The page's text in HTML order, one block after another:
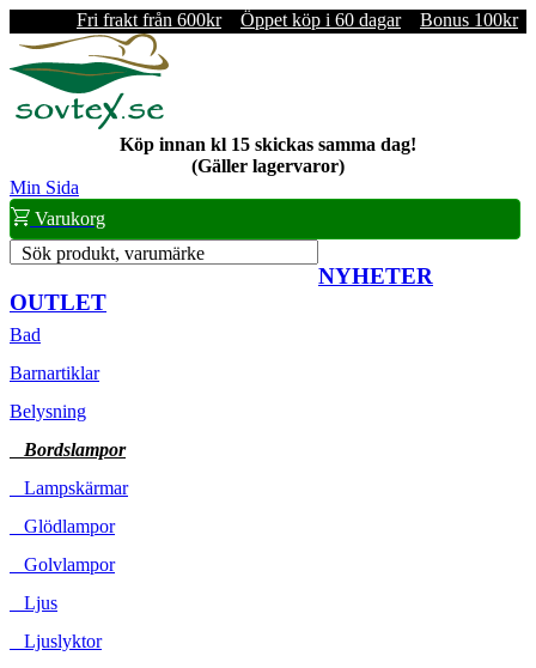
Fri frakt från 600kr Öppet köp i 60 dagar Bonus 100kr
Köp innan kl 15 skickas samma dag!
(Gäller lagervaror)
Min Sida
Varukorg
Sök produkt, varumärke
NYHETER
OUTLET
Bad
Barnartiklar
Belysning
Bordslampor
Lampskärmar
Glödlampor
Golvlampor
Ljus
Ljuslyktor